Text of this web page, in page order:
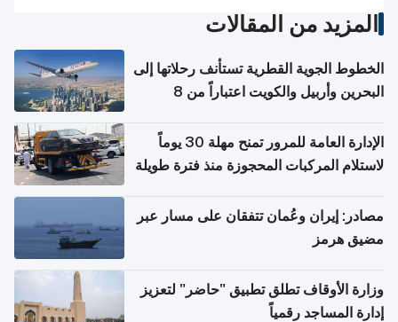
المزيد من المقالات
الخطوط الجوية القطرية تستأنف رحلاتها إلى
البحرين وأربيل والكويت اعتباراً من 8
الإدارة العامة للمرور تمنح مهلة 30 يوماً
لاستلام المركبات المحجوزة منذ فترة طويلة
مصادر: إيران وعُمان تتفقان على مسار عبر
مضيق هرمز
وزارة الأوقاف تطلق تطبيق "حاضر" لتعزيز
إدارة المساجد رقمياً